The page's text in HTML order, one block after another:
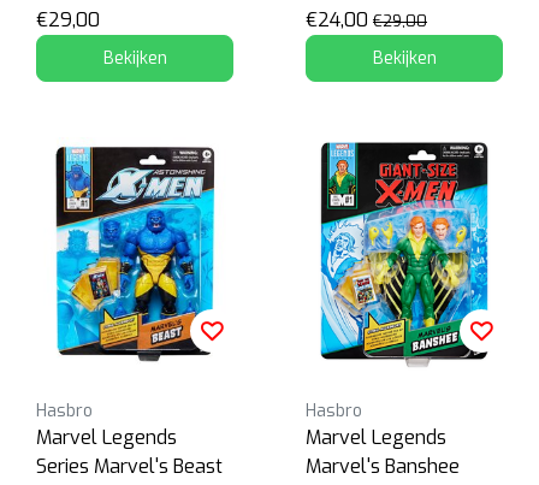
€29,00
Bekijken
€24,00 €29,00
Bekijken
Hasbro
Marvel Legends
Series Marvel's Beast
Hasbro
Marvel Legends
Marvel's Banshee